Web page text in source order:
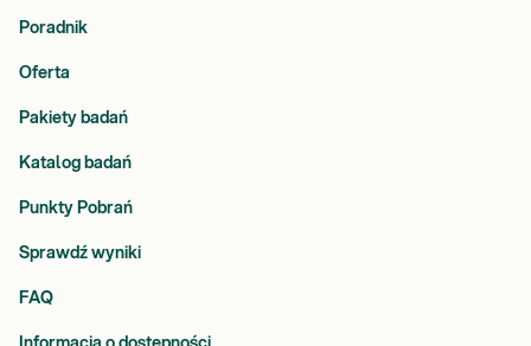
Poradnik
Oferta
Pakiety badań
Katalog badań
Punkty Pobrań
Sprawdź wyniki
FAQ